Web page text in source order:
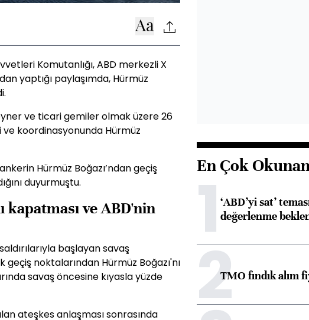
Komutanlığı, ABD merkezli X
yaptığı paylaşımda, Hürmüz
ve ticari gemiler olmak üzere 26
ve koordinasyonunda Hürmüz
Hürmüz Boğazı’ndan geçiş
duyurmuştu.
kapatması ve ABD'nin
başlayan savaş
noktalarından Hürmüz Boğazı'nı
savaş öncesine kıyasla yüzde
ateşkes anlaşması sonrasında
En Çok
1‘ABD’yi sat’
değerlenme
2TMO fındık alım